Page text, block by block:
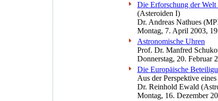
Die Erforschung der Welt
(Asteroiden I)
Dr. Andreas Nathues
Montag, 7. April 2003,
Astronomische Uhren
Prof. Dr. Manfred
Donnerstag, 20. Februar
Die Europäische
Aus der Perspektive
Dr. Reinhold Ewald
Montag, 16. Dezember